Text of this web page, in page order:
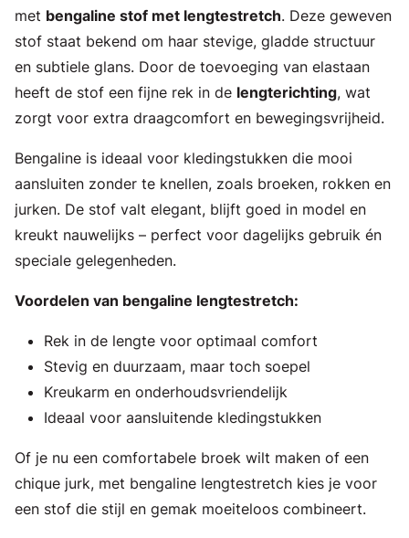
met bengaline stof met lengtestretch. Deze geweven
stof staat bekend om haar stevige, gladde structuur
en subtiele glans. Door de toevoeging van elastaan
heeft de stof een fijne rek in de lengterichting, wat
zorgt voor extra draagcomfort en bewegingsvrijheid.
Bengaline is ideaal voor kledingstukken die mooi
aansluiten zonder te knellen, zoals broeken, rokken en
jurken. De stof valt elegant, blijft goed in model en
kreukt nauwelijks – perfect voor dagelijks gebruik én
speciale gelegenheden.
Voordelen van bengaline lengtestretch:
Rek in de lengte voor optimaal comfort
Stevig en duurzaam, maar toch soepel
Kreukarm en onderhoudsvriendelijk
Ideaal voor aansluitende kledingstukken
Of je nu een comfortabele broek wilt maken of een
chique jurk, met bengaline lengtestretch kies je voor
een stof die stijl en gemak moeiteloos combineert.